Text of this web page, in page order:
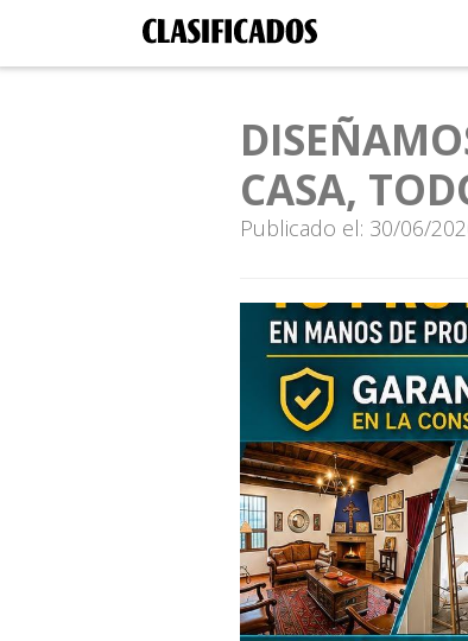
CASA,
Publicado el: 30/06/